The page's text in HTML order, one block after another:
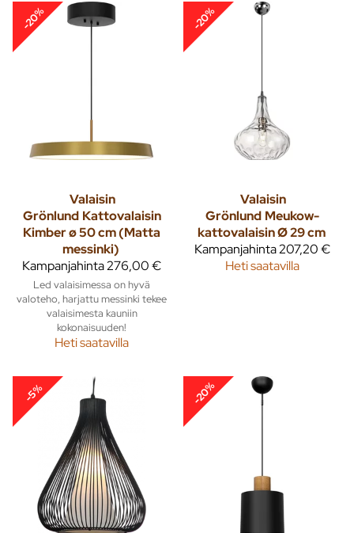
-20%
Valaisin
Grönlund Kattovalaisin
Kimber ø 50 cm (Matta
messinki)
Kampanjahinta276,00 €
Led valaisimessa on hyvä
valoteho, harjattu messinki tekee
valaisimesta kauniin
kokonaisuuden!
Heti saatavilla
-20%
Valaisin
Grönlund Meukow-
kattovalaisin Ø 29 cm
Kampanjahinta207,20 €
Heti saatavilla
-5% -20%